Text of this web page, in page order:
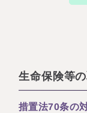
生命保険等
措置法70条の